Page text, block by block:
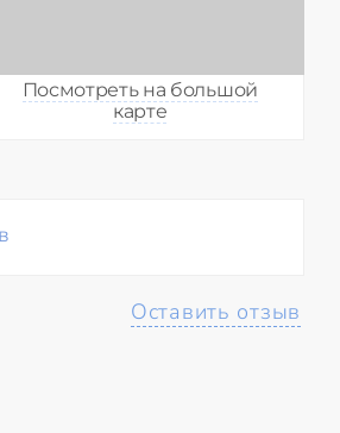
Посмотреть на большой
карте
Оставить отзыв